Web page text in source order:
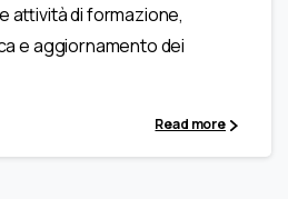
attività di formazione,
e aggiornamento dei
Read more